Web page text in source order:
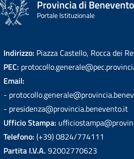
Provincia di Benevento
Portale Istituzionale
Indirizzo: Piazza Castello, Rocca dei
PEC:
Email:
-
- presidenza@provincia.benevento.it
Ufficio Stampa:
Telefono: (+39) 0824/774111
Partita I.V.A. 92002770623